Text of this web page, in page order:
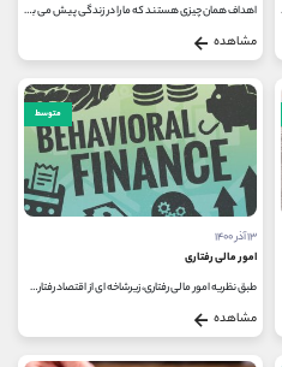
نوسانات نرخ ارز...
اهداف همان چیزی هستند که ما را در زندگی پیش می برند؛ در واقع تعیین هدف اولین قدم برای هر سفری است که می رویم. بنابراین...
مشاهده
متوسط
۱۳ آذر ۱۴۰۰
امور مالی رفتاری
طبق نظریه امور مالی رفتاری، زیرشاخه ای از اقتصاد رفتاری، تأثیرات و سوگیری های روانی بر رفتارهای مالی سرمایه گذاران و متخصصان...
مشاهده